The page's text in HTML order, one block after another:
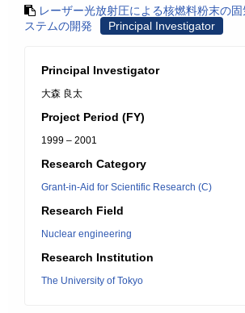
レーザー光放射圧による核燃料粉末の
ステムの開発
Principal Investigator
Principal Investigator
大森 良太
Project Period (FY)
1999 – 2001
Research Category
Grant-in-Aid for Scientific Research (C)
Research Field
Nuclear engineering
Research Institution
The University of Tokyo